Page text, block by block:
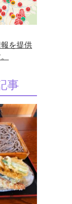
を提供
事